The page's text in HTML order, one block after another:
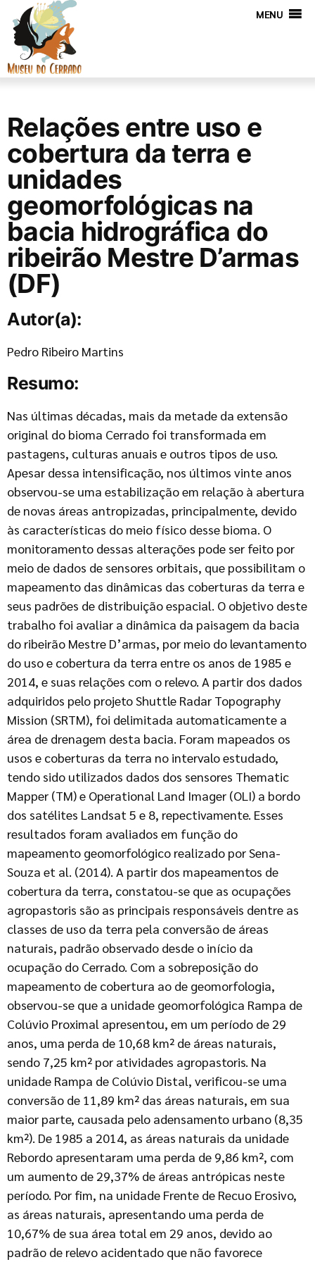
MENU
Relações entre uso e
cobertura da terra e
unidades
geomorfológicas na
bacia hidrográfica do
ribeirão Mestre D’armas
(DF)
Autor(a):
Pedro Ribeiro Martins
Resumo:
Nas últimas décadas, mais da metade da extensão
original do bioma Cerrado foi transformada em
pastagens, culturas anuais e outros tipos de uso.
Apesar dessa intensificação, nos últimos vinte anos
observou-se uma estabilização em relação à abertura
de novas áreas antropizadas, principalmente, devido
às características do meio físico desse bioma. O
monitoramento dessas alterações pode ser feito por
meio de dados de sensores orbitais, que possibilitam o
mapeamento das dinâmicas das coberturas da terra e
seus padrões de distribuição espacial. O objetivo deste
trabalho foi avaliar a dinâmica da paisagem da bacia
do ribeirão Mestre D’armas, por meio do levantamento
do uso e cobertura da terra entre os anos de 1985 e
2014, e suas relações com o relevo. A partir dos dados
adquiridos pelo projeto Shuttle Radar Topography
Mission (SRTM), foi delimitada automaticamente a
área de drenagem desta bacia. Foram mapeados os
usos e coberturas da terra no intervalo estudado,
tendo sido utilizados dados dos sensores Thematic
Mapper (TM) e Operational Land Imager (OLI) a bordo
dos satélites Landsat 5 e 8, repectivamente. Esses
resultados foram avaliados em função do
mapeamento geomorfológico realizado por Sena-
Souza et al. (2014). A partir dos mapeamentos de
cobertura da terra, constatou-se que as ocupações
agropastoris são as principais responsáveis dentre as
classes de uso da terra pela conversão de áreas
naturais, padrão observado desde o início da
ocupação do Cerrado. Com a sobreposição do
mapeamento de cobertura ao de geomorfologia,
observou-se que a unidade geomorfológica Rampa de
Colúvio Proximal apresentou, em um período de 29
anos, uma perda de 10,68 km² de áreas naturais,
sendo 7,25 km² por atividades agropastoris. Na
unidade Rampa de Colúvio Distal, verificou-se uma
conversão de 11,89 km² das áreas naturais, em sua
maior parte, causada pelo adensamento urbano (8,35
km²). De 1985 a 2014, as áreas naturais da unidade
Rebordo apresentaram uma perda de 9,86 km², com
um aumento de 29,37% de áreas antrópicas neste
período. Por fim, na unidade Frente de Recuo Erosivo,
as áreas naturais, apresentando uma perda de
10,67% de sua área total em 29 anos, devido ao
padrão de relevo acidentado que não favorece